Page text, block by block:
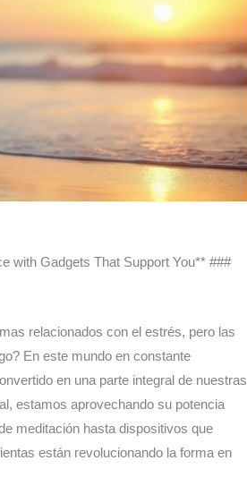
with Gadgets That Support You** ###
relacionados con el estrés, pero las
En este mundo en constante
en una parte integral de nuestras
estamos aprovechando su potencia
meditación hasta dispositivos que
están revolucionando la forma en